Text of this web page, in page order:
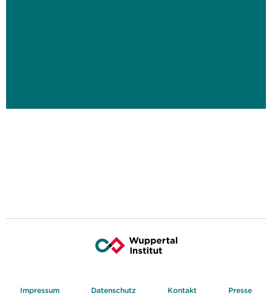
Impressum Datenschutz Kontakt Presse